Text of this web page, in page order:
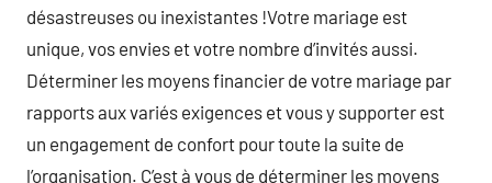
désastreuses ou inexistantes !Votre mariage est
unique, vos envies et votre nombre d’invités aussi.
Déterminer les moyens financier de votre mariage par
rapports aux variés exigences et vous y supporter est
un engagement de confort pour toute la suite de
l’organisation. C’est à vous de déterminer les moyens